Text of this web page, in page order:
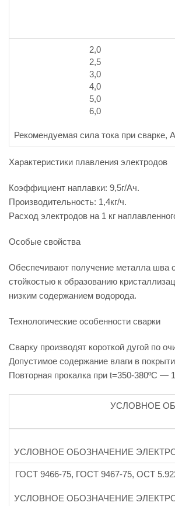
2,0
2,5
3,0
4,0
5,0
6,0
Рекомендуемая сила тока при сварке, А
Характеристики плавления электродов
Коэффициент наплавки: 9,5г/Ач.
Производительность: 1,4кг/ч.
Расход электродов на 1 кг
Особые свойства
Обеспечивают получение металла шва
стойкостью к образованию
низким содержанием водорода.
Технологические особенности сварки
Сварку производят короткой дугой по
Допустимое содержание влаги в
Повторная прокалка при t=350-380ºС —
УСЛОВНОЕ
УСЛОВНОЕ ОБОЗНАЧЕНИЕ
ГОСТ 9466-75, ГОСТ 9467-75, ОСТ
УСЛОВНОЕ ОБОЗНАЧЕНИЕ